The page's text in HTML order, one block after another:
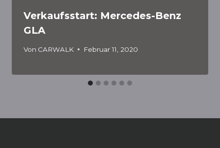
Verkaufsstart: Mercedes-Benz
GLA
Von CARWALK Februar 11, 2020